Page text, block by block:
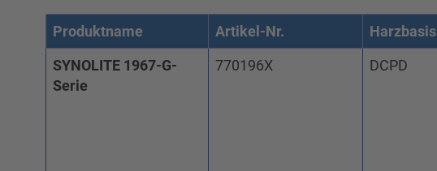
Produktname Artikel-Nr. Harzbasis
SYNOLITE 1967-G-
Serie
770196X DCPD